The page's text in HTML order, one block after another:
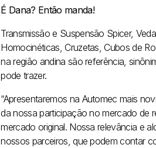
É Dana? Então manda!
Transmissão e Suspensão Spicer,
Homocinéticas, Cruzetas, Cubos de
na região andina são referência,
pode trazer.
“Apresentaremos na Automec mais
da nossa participação no mercado de
mercado original. Nossa relevância e
nossos parceiros, que podem contar